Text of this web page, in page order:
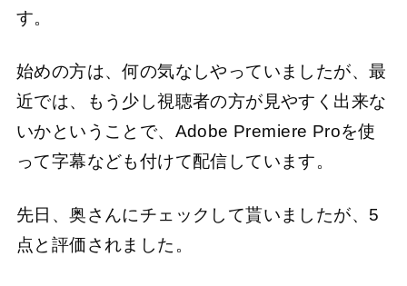
す。
始めの方は、何の気なしやっていましたが、最
近では、もう少し視聴者の方が見やすく出来な
いかということで、Adobe Premiere Proを使
って字幕なども付けて配信しています。
先日、奥さんにチェックして貰いましたが、5
点と評価されました。